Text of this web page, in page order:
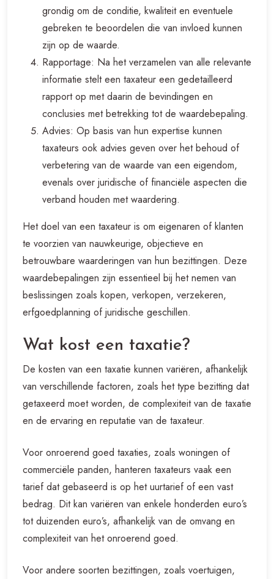
grondig om de conditie, kwaliteit en eventuele
gebreken te beoordelen die van invloed kunnen
zijn op de waarde.
Rapportage: Na het verzamelen van alle relevante
informatie stelt een taxateur een gedetailleerd
rapport op met daarin de bevindingen en
conclusies met betrekking tot de waardebepaling.
Advies: Op basis van hun expertise kunnen
taxateurs ook advies geven over het behoud of
verbetering van de waarde van een eigendom,
evenals over juridische of financiële aspecten die
verband houden met waardering.
Het doel van een taxateur is om eigenaren of klanten
te voorzien van nauwkeurige, objectieve en
betrouwbare waarderingen van hun bezittingen. Deze
waardebepalingen zijn essentieel bij het nemen van
beslissingen zoals kopen, verkopen, verzekeren,
erfgoedplanning of juridische geschillen.
Wat kost een taxatie?
De kosten van een taxatie kunnen variëren, afhankelijk
van verschillende factoren, zoals het type bezitting dat
getaxeerd moet worden, de complexiteit van de taxatie
en de ervaring en reputatie van de taxateur.
Voor onroerend goed taxaties, zoals woningen of
commerciële panden, hanteren taxateurs vaak een
tarief dat gebaseerd is op het uurtarief of een vast
bedrag. Dit kan variëren van enkele honderden euro’s
tot duizenden euro’s, afhankelijk van de omvang en
complexiteit van het onroerend goed.
Voor andere soorten bezittingen, zoals voertuigen,